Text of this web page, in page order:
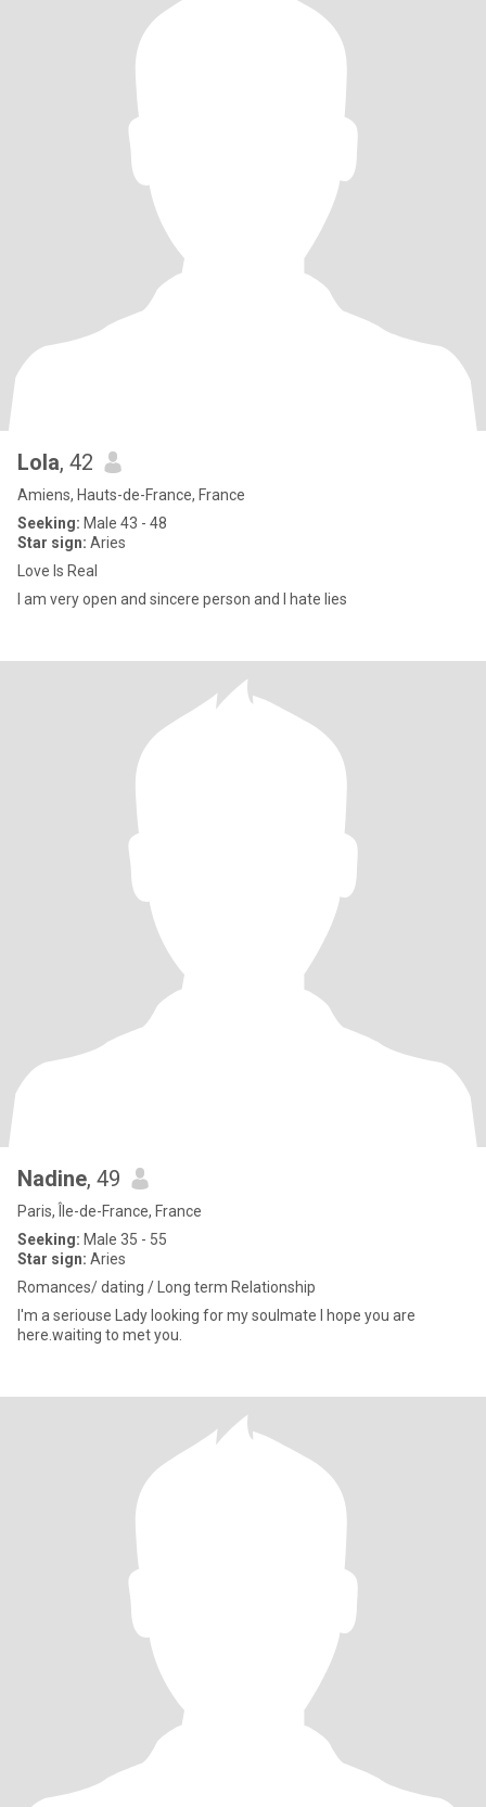
Lola, 42
Amiens, Hauts-de-France, France
Seeking: Male 43 - 48
Star sign: Aries
Love Is Real
I am very open and sincere person and I hate lies
Nadine, 49
Paris, Île-de-France, France
Seeking: Male 35 - 55
Star sign: Aries
Romances/ dating / Long term Relationship
I'm a seriouse Lady looking for my soulmate l hope you are
here.waiting to met you.